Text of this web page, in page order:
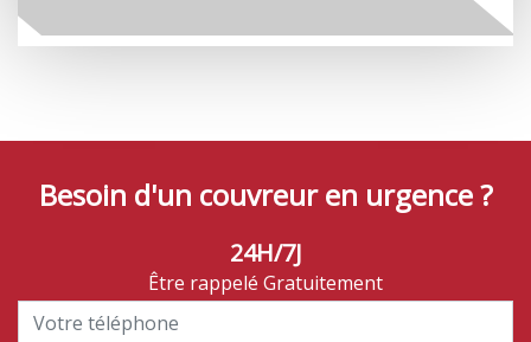
Besoin d'un couvreur en urgence ?
24H/7J
Être rappelé Gratuitement